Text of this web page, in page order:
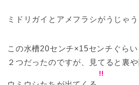
ミドリガイとアメフラシがうじゃ
この水槽20センチ×15センチぐら
２つだったのですが、見てると裏